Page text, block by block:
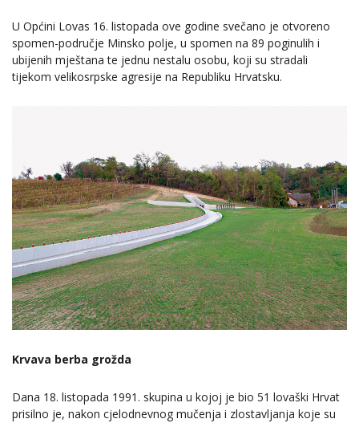
U Općini Lovas 16. listopada ove godine svečano je otvoreno
spomen-područje Minsko polje, u spomen na 89 poginulih i
ubijenih mještana te jednu nestalu osobu, koji su stradali
tijekom velikosrpske agresije na Republiku Hrvatsku.
Krvava berba grožda
Dana 18. listopada 1991. skupina u kojoj je bio 51 lovaški Hrvat
prisilno je, nakon cjelodnevnog mučenja i zlostavljanja koje su